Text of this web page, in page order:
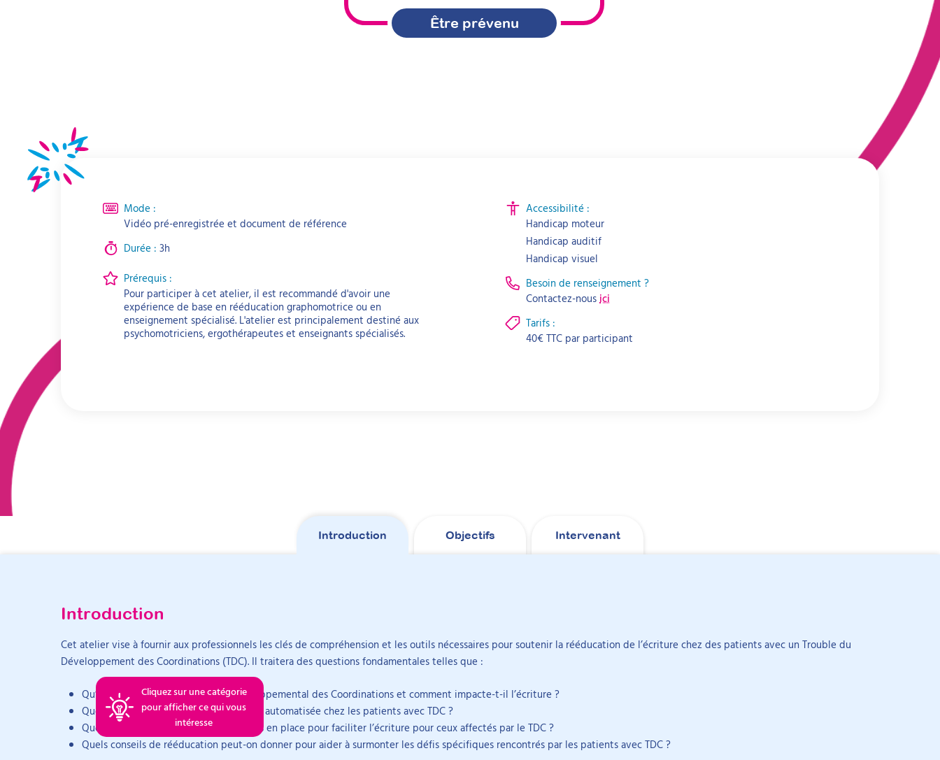
Être prévenu
Mode :
Vidéo pré-enregistrée et document de référence
Durée : 3h
Prérequis :
Pour participer à cet atelier, il est recommandé d'avoir une
expérience de base en rééducation graphomotrice ou en
enseignement spécialisé. L'atelier est principalement destiné aux
psychomotriciens, ergothérapeutes et enseignants spécialisés.
Accessibilité :
Handicap moteur
Handicap auditif
Handicap visuel
Besoin de renseignement ?
Contactez-nousici
Tarifs :
40€TTC par participant
Introduction Objectifs Intervenant
Introduction
Cet atelier vise à fournir aux professionnels les clés de compréhension et les outils nécessaires pour soutenir la rééducation de l’écriture chez des patients avec un Trouble du
Développement des Coordinations (TDC). Il traitera des questions fondamentales telles que :
Qu’est-ce qui définit le Trouble Développemental des Coordinations et comment impacte-t-il l’écriture ?
Quels sont les signes d’une écriture non automatisée chez les patients avec TDC ?
Quelles adaptations peuvent être mises en place pour faciliter l’écriture pour ceux affectés par le TDC ?
Quels conseils de rééducation peut-on donner pour aider à surmonter les défis spécifiques rencontrés par les patients avec TDC ?
Objectifs
Définir et identifier le TDC, découvrir comment repérer ses signes d’alerte dans le contexte de l’écriture.
Comprendre les enjeux de l’écriture non automatisée chez les patients avec TDC
Appliquer des adaptations et des stratégies de rééducation spécifiques
Intervenant
Julia Duvernay
Psychomotricienne diplômée d’État et enseignante en
formation initiale des psychomotriciens
relaxation et le soutien à la parentalité. Son parcours comprend des
graphomotricité, éducation thérapeutique du patient et ingénierie
pédagogique.
Pour aller plus loin sur Rééduquer l'écriture
Nos formations, la certification et les ressources gratuites du thème.
Cliquez sur une catégorie
pour afficher ce qui vous
intéresse
Article DIY